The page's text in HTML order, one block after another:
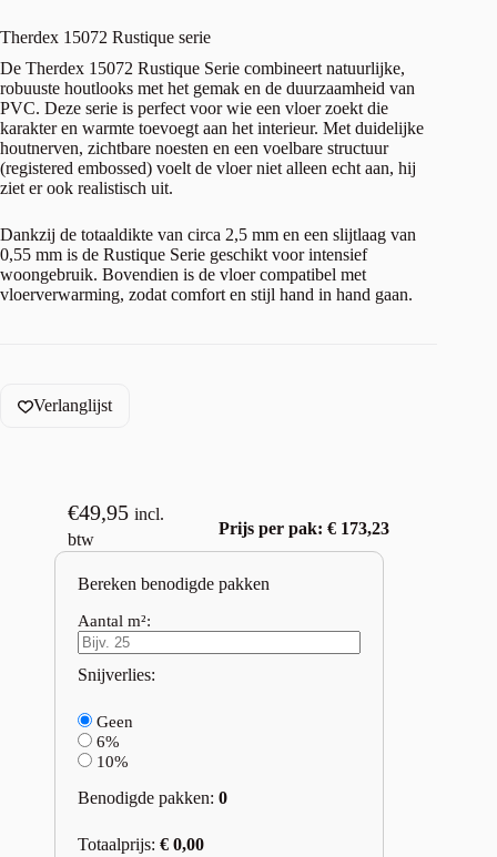
Therdex 15072 Rustique serie
De Therdex 15072 Rustique Serie combineert natuurlijke,
robuuste houtlooks met het gemak en de duurzaamheid van
PVC. Deze serie is perfect voor wie een vloer zoekt die
karakter en warmte toevoegt aan het interieur. Met duidelijke
houtnerven, zichtbare noesten en een voelbare structuur
(registered embossed) voelt de vloer niet alleen echt aan, hij
ziet er ook realistisch uit.
Dankzij de totaaldikte van circa 2,5 mm en een slijtlaag van
0,55 mm is de Rustique Serie geschikt voor intensief
woongebruik. Bovendien is de vloer compatibel met
vloerverwarming, zodat comfort en stijl hand in hand gaan.
Verlanglijst
€49,95 incl.
btw
Prijs per pak: € 173,23
Bereken benodigde pakken
Aantal m²:
Snijverlies:
Geen
6%
10%
Benodigde pakken: 0
Totaalprijs: € 0,00